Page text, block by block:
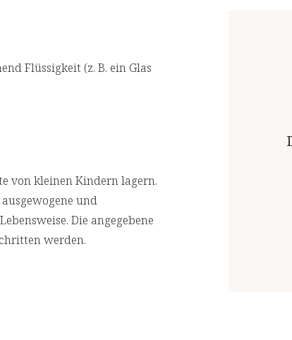
Flüssigkeit (z. B. ein Glas
von kleinen Kindern lagern.
und
Die angegebene
werden.